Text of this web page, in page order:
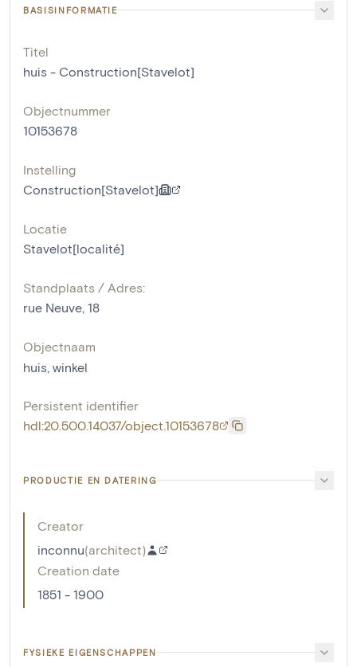
BASISINFORMATIE
Titel
huis - Construction[Stavelot]
Objectnummer
10153678
Instelling
Construction[Stavelot]
Locatie
Stavelot[localité]
Standplaats / Adres:
rue Neuve, 18
Objectnaam
huis winkel
Persistent identifier
hdl:20.500.14037/object.10153678
PRODUCTIE EN DATERING
Creator
inconnu(architect)
Creation date
1851 - 1900
FYSIEKE EIGENSCHAPPEN